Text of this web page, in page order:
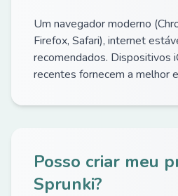
Um navegador moderno
Firefox, Safari), internet
recomendados. Dispositivos
recentes fornecem a melhor
Posso criar meu
Sprunki?